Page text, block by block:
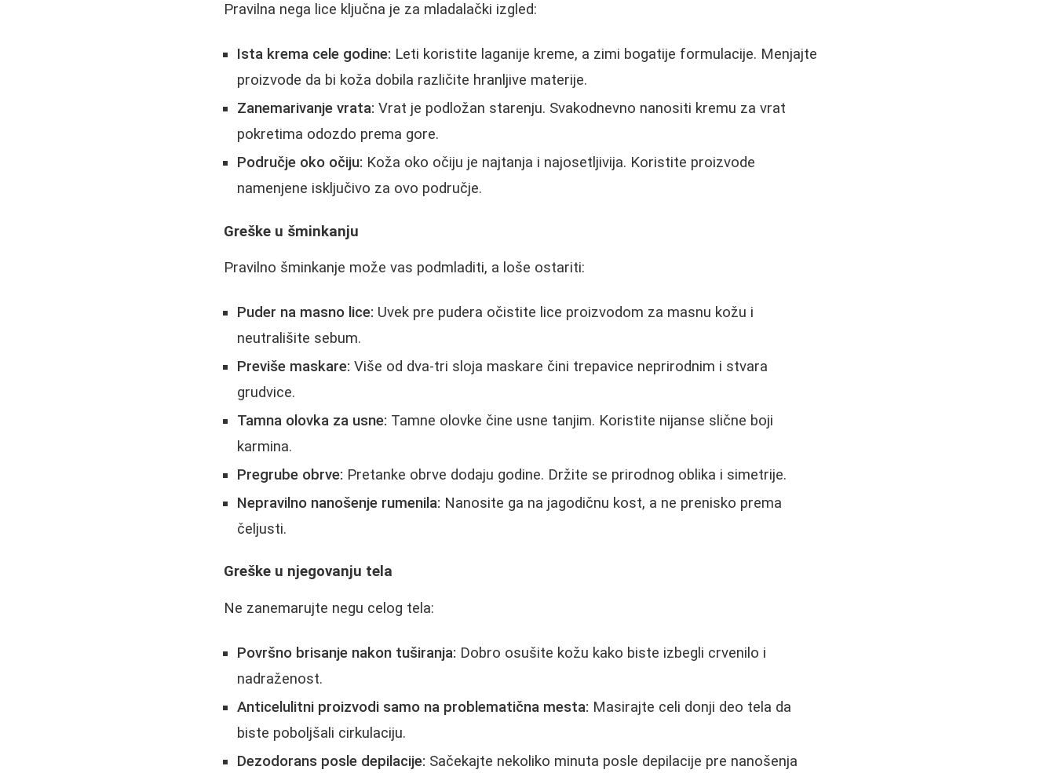
Pravilna nega lice ključna je za mladalački izgled:
Ista krema cele godine: Leti koristite laganije kreme, a zimi bogatije formulacije. Menjajte
proizvode da bi koža dobila različite hranljive materije.
Zanemarivanje vrata: Vrat je podložan starenju. Svakodnevno nanositi kremu za vrat
pokretima odozdo prema gore.
Područje oko očiju: Koža oko očiju je najtanja i najosetljivija. Koristite proizvode
namenjene isključivo za ovo područje.
Greške u šminkanju
Pravilno šminkanje može vas podmladiti, a loše ostariti:
Puder na masno lice: Uvek pre pudera očistite lice proizvodom za masnu kožu i
neutrališite sebum.
Previše maskare: Više od dva-tri sloja maskare čini trepavice neprirodnim i stvara
grudvice.
Tamna olovka za usne: Tamne olovke čine usne tanjim. Koristite nijanse slične boji
karmina.
Pregrube obrve: Pretanke obrve dodaju godine. Držite se prirodnog oblika i simetrije.
Nepravilno nanošenje rumenila: Nanosite ga na jagodičnu kost, a ne prenisko prema
čeljusti.
Greške u njegovanju tela
Ne zanemarujte negu celog tela:
Površno brisanje nakon tuširanja: Dobro osušite kožu kako biste izbegli crvenilo i
nadraženost.
Anticelulitni proizvodi samo na problematična mesta: Masirajte celi donji deo tela da
biste poboljšali cirkulaciju.
Dezodorans posle depilacije: Sačekajte nekoliko minuta posle depilacije pre nanošenja